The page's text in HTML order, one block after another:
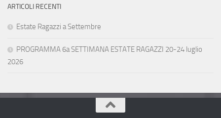
ARTICOLI RECENTI
Estate Ragazzi a Settembre
PROGRAMMA 6a SETTIMANA ESTATE RAGAZZI 20-24 luglio
2026